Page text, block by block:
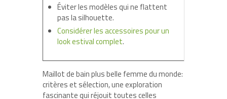
Éviter les modèles qui ne flattent
pas la silhouette.
Considérer les accessoires pour un
look estival complet.
Maillot de bain plus belle femme du monde:
critères et sélection, une exploration
fascinante qui réjouit toutes celles